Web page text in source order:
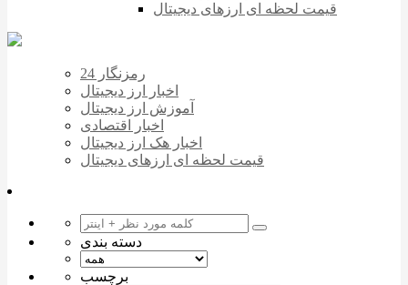
قیمت لحظه ای ارزهای دیجیتال
رمزنگار 24
اخبار ارز دیجیتال
آموزش ارز دیجیتال
اخبار اقتصادی
اخبار هک ارز دیجیتال
قیمت لحظه ای ارزهای دیجیتال
دسته بندی
برچسب